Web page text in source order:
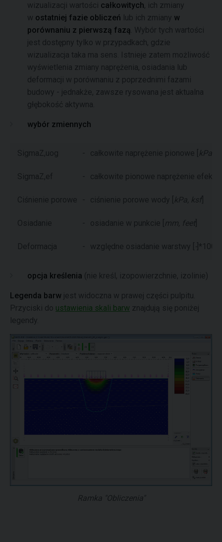
wizualizacji wartości całkowitych, ich zmiany
w ostatniej fazie obliczeń lub ich zmiany w
porównaniu z pierwszą fazą . Wybór tych wartości
jest dostępny tylko w przypadkach, gdzie
wizualizacja taka ma sens. Istnieje zatem możliwość
wyświetlenia zmiany naprężenia, osiadania lub
deformacji w porównaniu z poprzednimi fazami
budowy - jednakże, zawsze rysowana jest aktualna
głębokość aktywna.
wybór zmiennych
SigmaZ,uog - całkowite naprężenie pionowe [ kPa,
SigmaZ,ef - całkowite pionowe naprężenie
Ciśnienie porowe - ciśnienie porowe wody [ kPa, ksf
Osiadanie - osiadanie w punkcie [ mm, feet
Deformacja - względne osiadanie warstwy [ ]*1000
opcja kreślenia (nie kreśl, izopowierzchnie, izolinie)
Legenda barw jest widoczna w prawej części pulpitu.
Przyciski do ustawienia skali barw znajdują się poniżej
legendy.
Ramka "Obliczenia"